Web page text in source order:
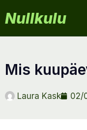
Nullkulu
mis
Laura Kask 02/